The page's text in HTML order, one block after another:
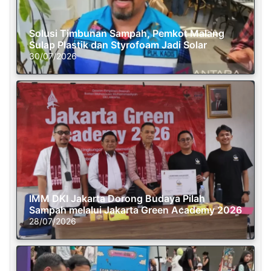
Solusi Timbunan Sampah, Pemkot Malang
Sulap Plastik dan Styrofoam Jadi Solar
30/07/2026
IMM DKI Jakarta Dorong Budaya Pilah
Sampah melalui Jakarta Green Academy 2026
28/07/2026